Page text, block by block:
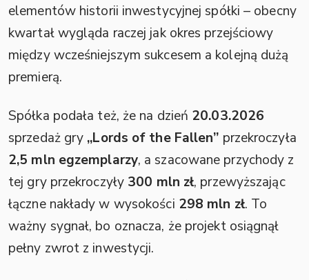
elementów historii inwestycyjnej spółki – obecny
kwartał wygląda raczej jak okres przejściowy
między wcześniejszym sukcesem a kolejną dużą
premierą.
Spółka podała też, że na dzień 20.03.2026
sprzedaż gry „Lords of the Fallen” przekroczyła
2,5 mln egzemplarzy, a szacowane przychody z
tej gry przekroczyły 300 mln zł, przewyższając
łączne nakłady w wysokości 298 mln zł. To
ważny sygnał, bo oznacza, że projekt osiągnął
pełny zwrot z inwestycji.